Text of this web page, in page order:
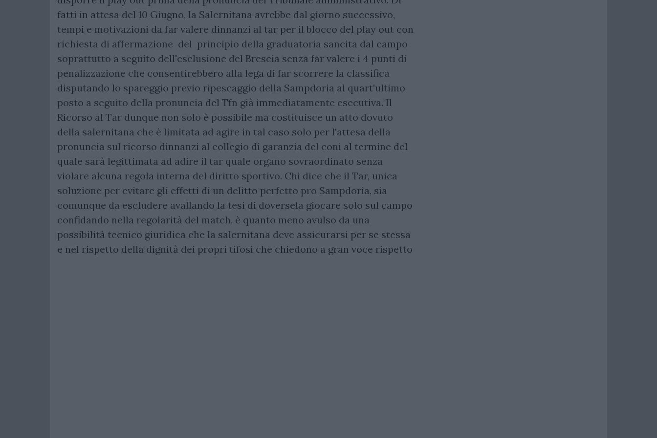
fatti in attesa del 10 Giugno, la Salernitana avrebbe dal giorno successivo,
tempi e motivazioni da far valere dinnanzi al tar per il blocco del play out con
richiesta di affermazione del principio della graduatoria sancita dal campo
soprattutto a seguito dell'esclusione del Brescia senza far valere i 4 punti di
penalizzazione che consentirebbero alla lega di far scorrere la classifica
disputando lo spareggio previo ripescaggio della Sampdoria al quart'ultimo
posto a seguito della pronuncia del Tfn già immediatamente esecutiva. Il
Ricorso al Tar dunque non solo è possibile ma costituisce un atto dovuto
della salernitana che è limitata ad agire in tal caso solo per l'attesa della
pronuncia sul ricorso dinnanzi al collegio di garanzia del coni al termine del
quale sarà legittimata ad adire il tar quale organo sovraordinato senza
violare alcuna regola interna del diritto sportivo. Chi dice che il Tar, unica
soluzione per evitare gli effetti di un delitto perfetto pro Sampdoria, sia
comunque da escludere avallando la tesi di doversela giocare solo sul campo
confidando nella regolarità del match, è quanto meno avulso da una
possibilità tecnico giuridica che la salernitana deve assicurarsi per se stessa
e nel rispetto della dignità dei propri tifosi che chiedono a gran voce rispetto